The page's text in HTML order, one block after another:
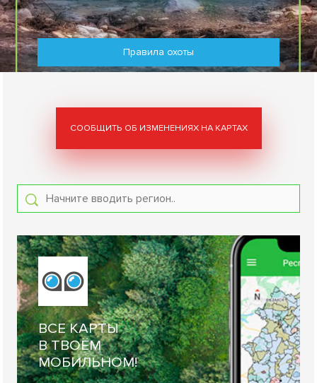
Правила охоты
СООБЩИТЬ ОБ ИЗМЕНЕНИЯХ НА КАРТАХ
ВСЕ КАРТЫ
В ТВОЁМ
МОБИЛЬНОМ!